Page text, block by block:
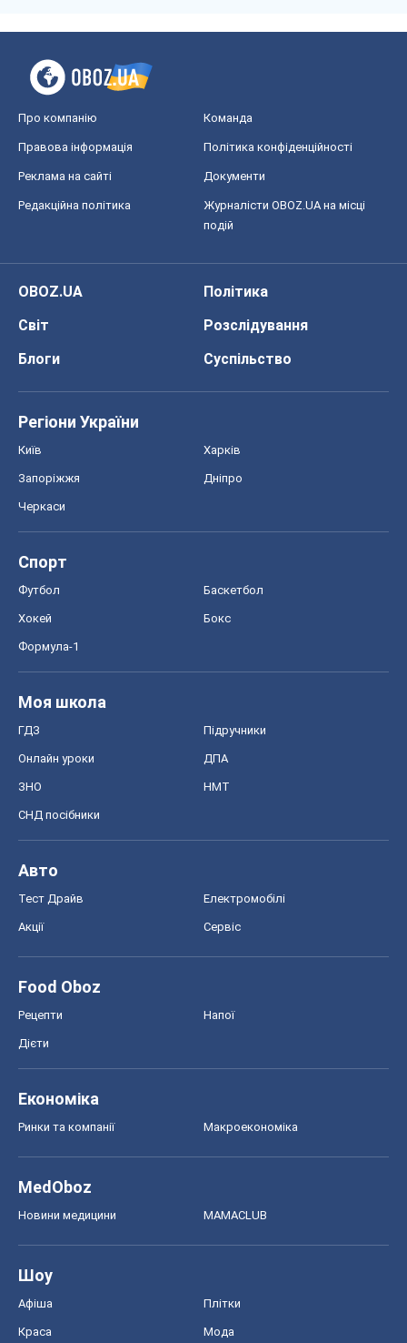
Про компанію Команда
Правова інформація Політика конфіденційності
Реклама на сайті Документи
Редакційна політика
Журналісти OBOZ.UA на місці
подій
OBOZ.UA
Політика
Світ
Розслідування
Блоги
Суспільство
Регіони України
Київ Харків
Запоріжжя Дніпро
Черкаси
Спорт
Футбол Баскетбол
Хокей Бокс
Формула-1
Моя школа
ГДЗ Підручники
Онлайн уроки ДПА
ЗНО НМТ
СНД посібники
Авто
Тест Драйв Електромобілі
Акції Сервіс
Food Oboz
Рецепти Напої
Дієти
Економіка
Ринки та компанії Макроекономіка
MedOboz
Новини медицини MAMACLUB
Шоу
Афіша Плітки
Краса Мода